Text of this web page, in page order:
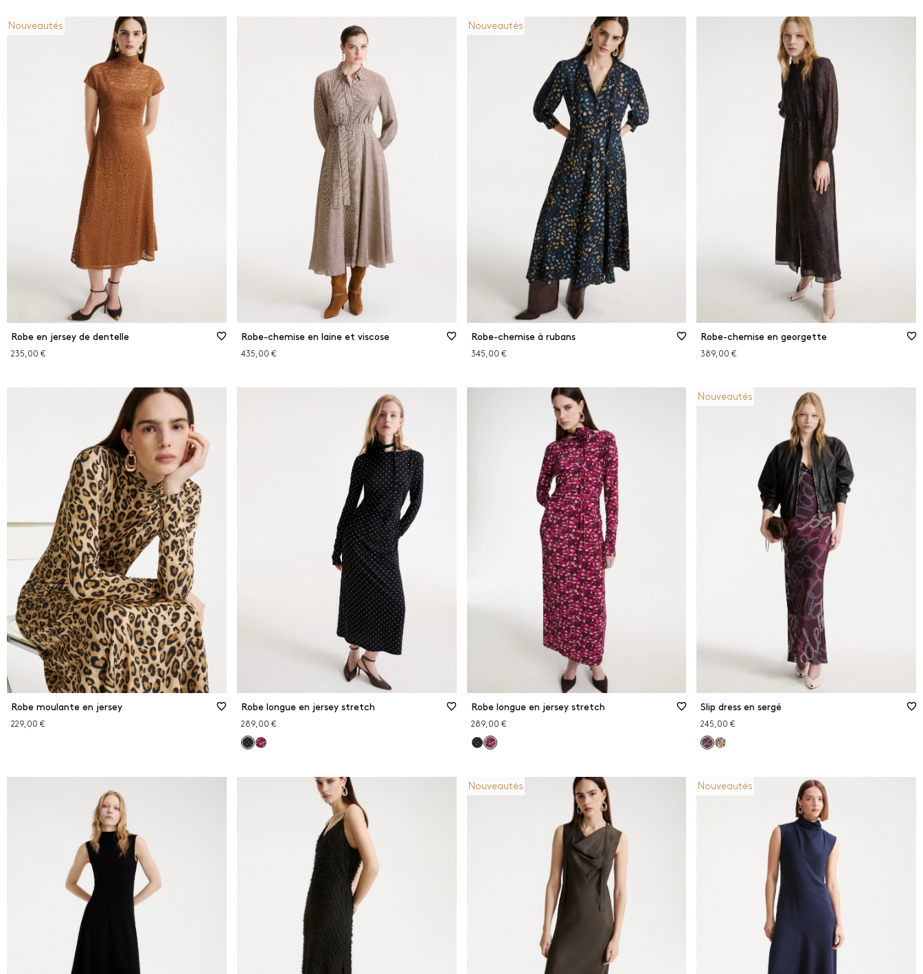
Nouveautés
Robe en jersey de dentelle
235,00 €
Robe-chemise en laine et viscose
435,00 €
Nouveautés
Robe-chemise à rubans
345,00 €
Robe-chemise en georgette
389,00 €
Robe moulante en jersey
229,00 €
Robe longue en jersey stretch
289,00 €
Robe longue en jersey stretch
289,00 €
Nouveautés
Slip dress en sergé
245,00 €
Nouveautés Nouveautés